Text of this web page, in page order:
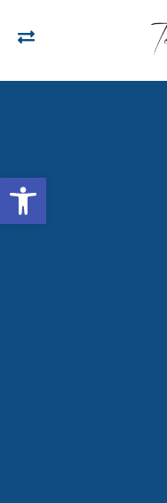
Open toolbar